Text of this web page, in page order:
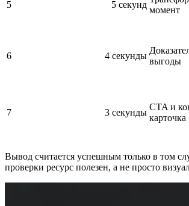
5 5 секунд
момент
6 4 секунды
выгоды
7 3 секунды
CTA и
карточка
Вывод считается успешным только в том
проверки ресурс полезен, а не просто